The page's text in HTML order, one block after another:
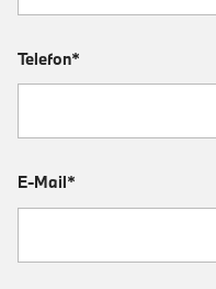
Telefon*
E-Mail*